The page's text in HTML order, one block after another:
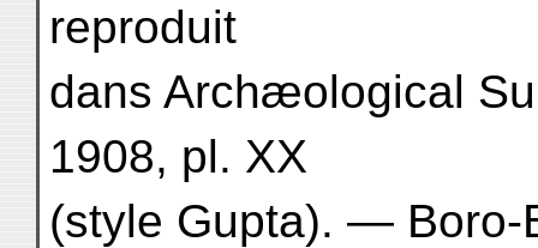
reproduit
dans Archæological
1908, pl. XX
(style Gupta). — Boro-